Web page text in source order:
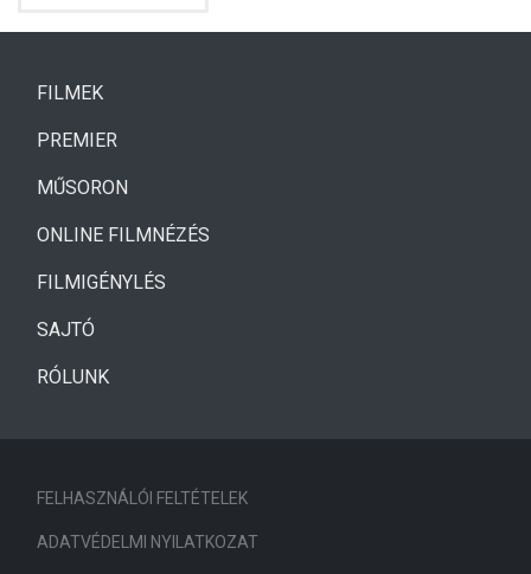
FILMEK(CURRENT)
PREMIER
MŰSORON
ONLINE FILMNÉZÉS
FILMIGÉNYLÉS
SAJTÓ
RÓLUNK
FELHASZNÁLÓI FELTÉTELEK
ADATVÉDELMI NYILATKOZAT